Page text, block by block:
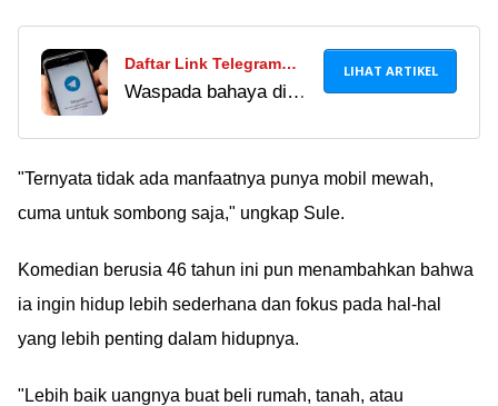
Daftar Link Telegram
Pemersatu Bangsa
Waspada bahaya di
di internet. Ketahui
juga risiko dari cara
Telegram sebelum data
pribadimu dicuri
LIHAT ARTIKEL
"Ternyata tidak ada manfaatnya punya mobil mewah,
cuma untuk sombong saja," ungkap Sule.
Komedian berusia 46 tahun ini pun menambahkan bahwa
ia ingin hidup lebih sederhana dan fokus pada hal-hal
yang lebih penting dalam hidupnya.
"Lebih baik uangnya buat beli rumah, tanah, atau